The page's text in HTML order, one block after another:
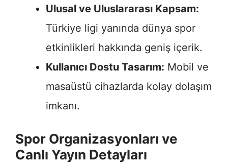
Ulusal ve Uluslararası Kapsam:
Türkiye ligi yanında dünya spor
etkinlikleri hakkında geniş içerik.
Kullanıcı Dostu Tasarım: Mobil ve
masaüstü cihazlarda kolay dolaşım
imkanı.
Spor Organizasyonları ve
Canlı Yayın Detayları